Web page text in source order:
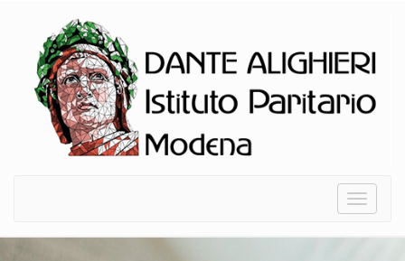
Toggle